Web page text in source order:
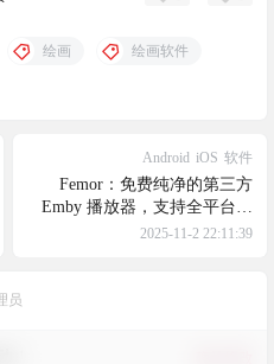
绘画 绘画软件
Android iOS 软件
Femor：免费纯净的第三方
Emby 播放器，支持全平台使
用
2025-11-2 22:11:39
员